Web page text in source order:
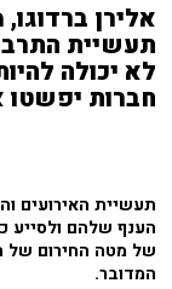
אלירן
תעשיית
לא יכולה
חברות
תעשיית האירועים
הענף שלהם ולסייע
של מטה החירום של
המדובר.